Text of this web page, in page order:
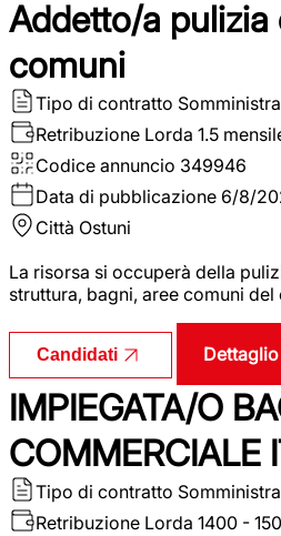
Addetto/a pulizia
comuni
Tipo di contratto
Retribuzione Lorda 1.5
Codice annuncio 349946
Data di pubblicazione 6/8/
Città Ostuni
La risorsa si occuperà della
struttura, bagni, aree comuni
Candidati
IMPIEGATA/O
COMMERCIALE
Tipo di contratto
Retribuzione Lorda 1400 -